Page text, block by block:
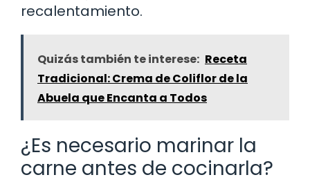
recalentamiento.
Quizás también te interese: Receta
Tradicional: Crema de Coliflor de la
Abuela que Encanta a Todos
¿Es necesario marinar la
carne antes de cocinarla?